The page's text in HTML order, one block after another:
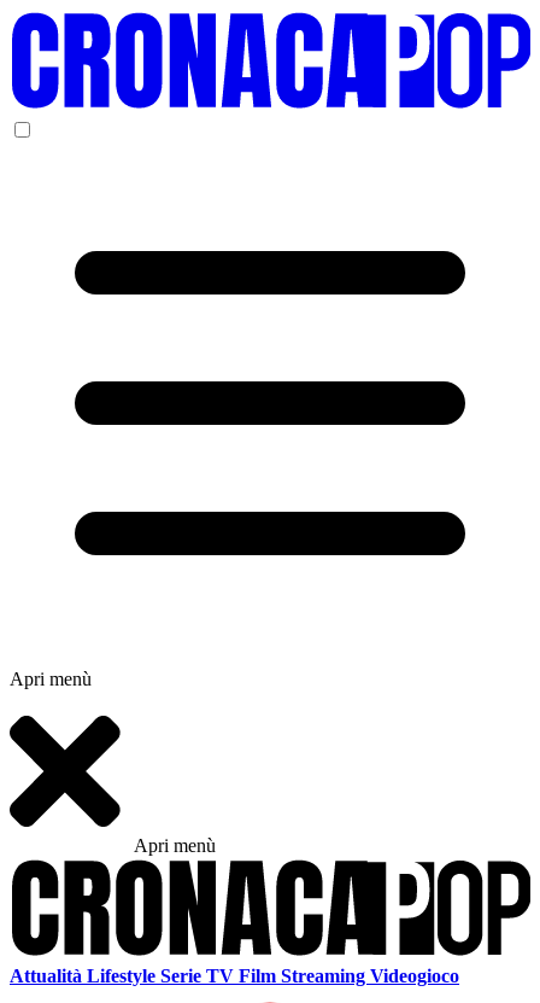
Apri menù
Apri menù
Attualità Lifestyle Serie TV Film Streaming Videogioco